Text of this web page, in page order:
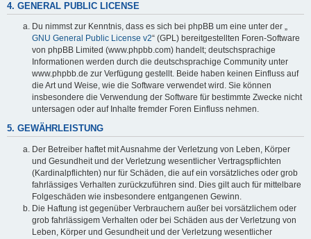
4. GENERAL PUBLIC LICENSE
Du nimmst zur Kenntnis, dass es sich bei phpBB um eine unter der „
GNU General Public License v2“ (GPL) bereitgestellten Foren-Software
von phpBB Limited (www.phpbb.com) handelt; deutschsprachige
Informationen werden durch die deutschsprachige Community unter
www.phpbb.de zur Verfügung gestellt. Beide haben keinen Einfluss auf
die Art und Weise, wie die Software verwendet wird. Sie können
insbesondere die Verwendung der Software für bestimmte Zwecke nicht
untersagen oder auf Inhalte fremder Foren Einfluss nehmen.
5. GEWÄHRLEISTUNG
Der Betreiber haftet mit Ausnahme der Verletzung von Leben, Körper
und Gesundheit und der Verletzung wesentlicher Vertragspflichten
(Kardinalpflichten) nur für Schäden, die auf ein vorsätzliches oder grob
fahrlässiges Verhalten zurückzuführen sind. Dies gilt auch für mittelbare
Folgeschäden wie insbesondere entgangenen Gewinn.
Die Haftung ist gegenüber Verbrauchern außer bei vorsätzlichem oder
grob fahrlässigem Verhalten oder bei Schäden aus der Verletzung von
Leben, Körper und Gesundheit und der Verletzung wesentlicher